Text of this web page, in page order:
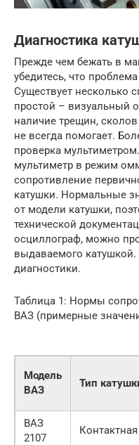
Диагностика
Прежде чем бежать в
убедитесь, что
Существует несколько
простой – визуальный
наличие трещин,
не всегда помогает.
проверка
мультиметр в режим
сопротивление
катушки. Нормальные
от модели катушки,
технической
осциллограф, можно
выдаваемого
диагностики.
Таблица 1: Нормы
ВАЗ (примерные
Модель
ВАЗ
Тип
ВАЗ
2107
Контактная